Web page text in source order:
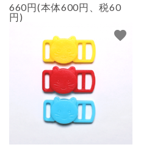
660円(本体600円、税60
円)
favorite